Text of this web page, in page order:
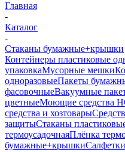
Главная
-
Каталог
-
Стаканы бумажные+крышки
Контейнеры пластиковые
упаковкаМусорные мешки
одноразовыеПакеты
фасовочныеВакуумные
цветныеМоющие
средства и хозтовары
защитыСтаканы
термоусадочнаяПлёнка
бумажные+крышки